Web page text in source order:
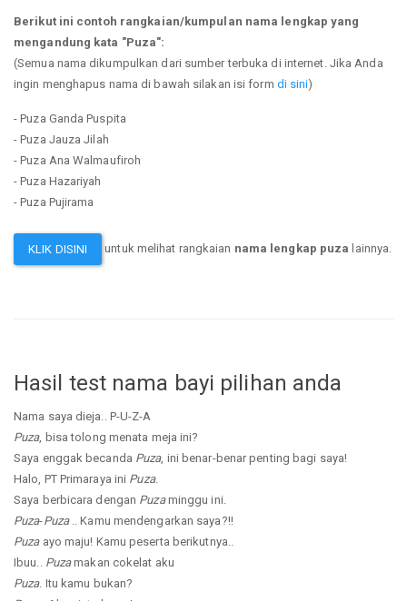
Berikut ini contoh rangkaian/kumpulan nama lengkap yang
mengandung kata "Puza":
(Semua nama dikumpulkan dari sumber terbuka di internet. Jika Anda
ingin menghapus nama di bawah silakan isi form di sini)
- Puza Ganda Puspita
- Puza Jauza Jilah
- Puza Ana Walmaufiroh
- Puza Hazariyah
- Puza Pujirama
KLIK DISINI untuk melihat rangkaian nama lengkap puza lainnya.
Hasil test nama bayi pilihan anda
Nama saya dieja.. P-U-Z-A
Puza, bisa tolong menata meja ini?
Saya enggak becanda Puza, ini benar-benar penting bagi saya!
Halo, PT Primaraya ini Puza.
Saya berbicara dengan Puzaminggu ini.
Puza-Puza.. Kamu mendengarkan saya?!!
Puzaayo maju! Kamu peserta berikutnya..
Ibuu.. Puzamakan cokelat aku
Puza. Itu kamu bukan?